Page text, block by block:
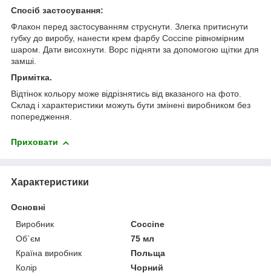
Спосіб застосування:
Флакон перед застосуванням струснути. Злегка притиснути
губку до виробу, нанести крем фарбу Coccine рівномірним
шаром. Дати висохнути. Ворс підняти за допомогою щітки для
замші.
Примітка.
Відтінок кольору може відрізнятись від вказаного на фото.
Склад і характеристики можуть бути змінені виробником без
попередження.
Приховати
Характеристики
Основні
Виробник
Coccine
Об`єм
75 мл
Країна виробник
Польща
Колір
Чорний